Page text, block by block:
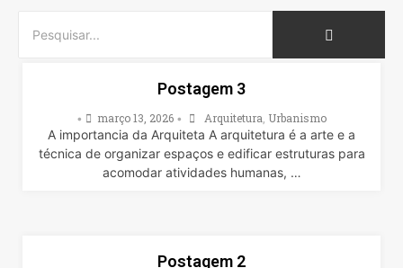
Postagem 3
• março 13, 2026 • Arquitetura Urbanismo
A importancia da Arquiteta A arquitetura é a arte e a
técnica de organizar espaços e edificar estruturas para
acomodar atividades humanas, …
Postagem 2